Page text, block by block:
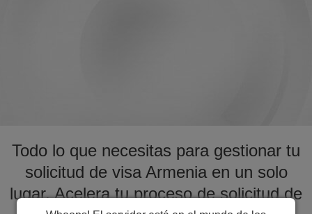
Todo lo que necesitas para gestionar tu
solicitud de visa Armenia en un solo
lugar. Acelera tu proceso de solicitud de